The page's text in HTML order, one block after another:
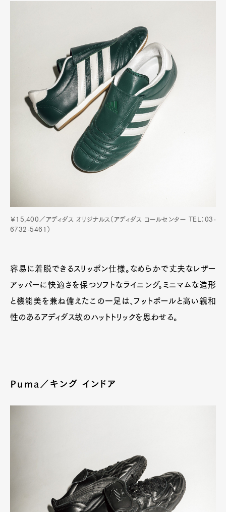
￥15,400／アディダス オリジナルス（アディダス コールセンター TEL：03-
6732-5461）
容易に着脱できるスリッポン仕様。なめらかで丈夫なレザー
アッパーに快適さを保つソフトなライニング。ミニマムな造形
と機能美を兼ね備えたこの一足は、フットボールと高い親和
性のあるアディダス故のハットトリックを思わせる。
Puma／キング インドア